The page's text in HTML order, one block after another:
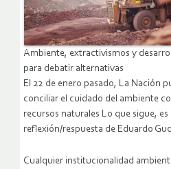
Ambiente, extractivismos y
para debatir alternativas
El 22 de enero pasado, La Nación
conciliar el cuidado del ambiente
recursos naturales Lo que sigue,
reflexión/respuesta de Eduardo
Cualquier institucionalidad